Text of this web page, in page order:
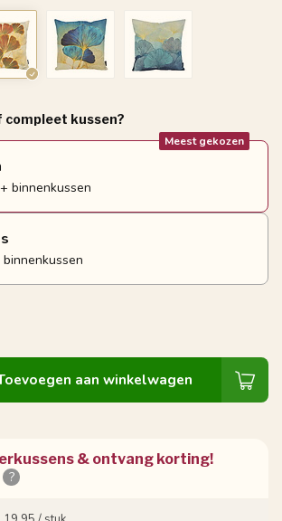
compleet kussen?
Meest gekozen
binnenkussen
aan winkelwagen
& ontvang korting!
?